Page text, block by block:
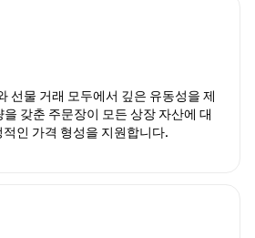
선물 거래 모두에서 깊은 유동성을 제
갖춘 주문장이 모든 상장 자산에 대
인 가격 형성을 지원합니다.